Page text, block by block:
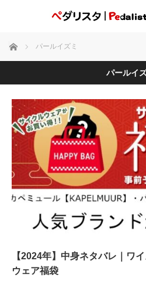
ホーム パールイズミ
パールイ
【2024年】中身ネタバレ｜ワ
ウェア福袋